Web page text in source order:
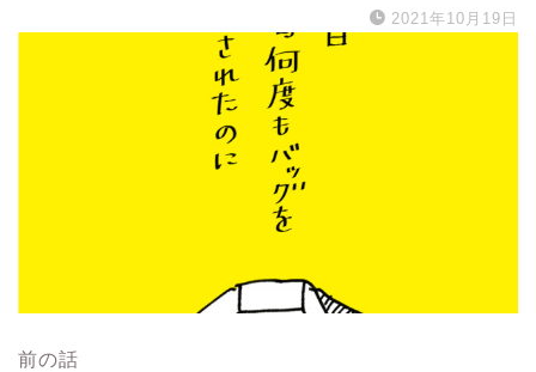
2021年10月19日
前の話